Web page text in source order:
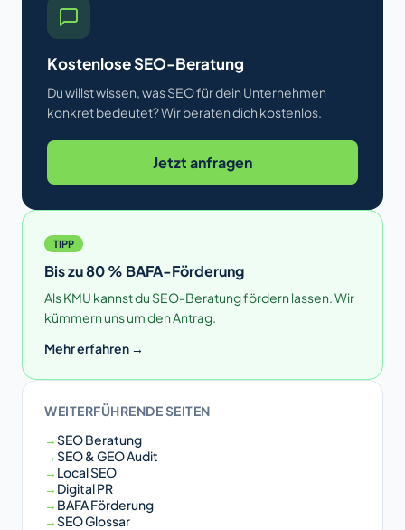
Kostenlose SEO-Beratung
Du willst wissen, was SEO für dein Unternehmen
konkret bedeutet? Wir beraten dich kostenlos.
Jetzt anfragen
TIPP
Bis zu 80 % BAFA-Förderung
Als KMU kannst du SEO-Beratung fördern lassen. Wir
kümmern uns um den Antrag.
Mehr erfahren →
WEITERFÜHRENDE SEITEN
SEO Beratung
SEO & GEO Audit
Local SEO
Digital PR
BAFA Förderung
SEO Glossar